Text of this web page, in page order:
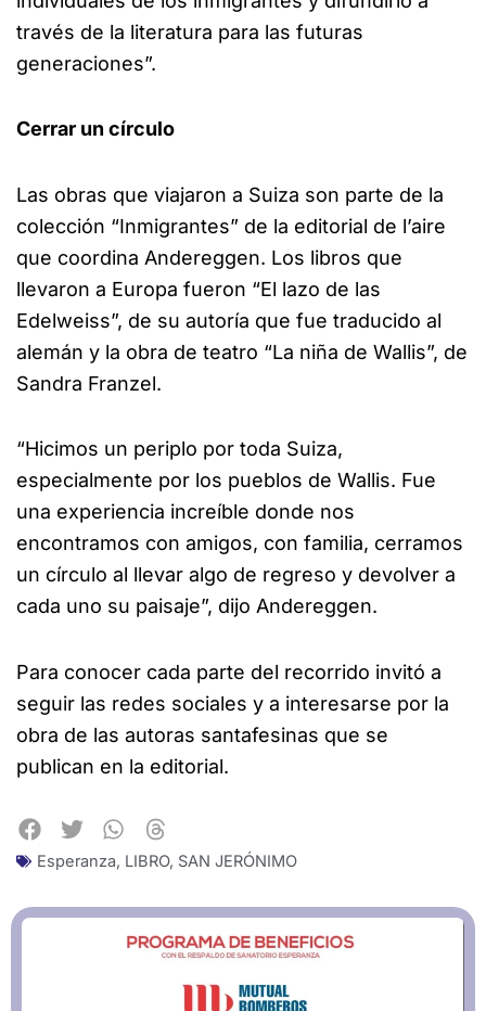
través de la literatura para las futuras
generaciones”.
Cerrar un círculo
Las obras que viajaron a Suiza son parte de la
colección “Inmigrantes” de la editorial de l’aire
que coordina Andereggen. Los libros que
llevaron a Europa fueron “El lazo de las
Edelweiss”, de su autoría que fue traducido al
alemán y la obra de teatro “La niña de Wallis”, de
Sandra Franzel.
“Hicimos un periplo por toda Suiza,
especialmente por los pueblos de Wallis. Fue
una experiencia increíble donde nos
encontramos con amigos, con familia, cerramos
un círculo al llevar algo de regreso y devolver a
cada uno su paisaje”, dijo Andereggen.
Para conocer cada parte del recorrido invitó a
seguir las redes sociales y a interesarse por la
obra de las autoras santafesinas que se
publican en la editorial.
Esperanza, LIBRO, SAN JERÓNIMO